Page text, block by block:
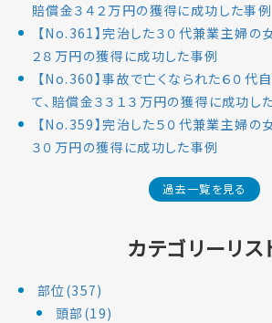
賠償金３４２万円の獲得に成功した事例
【No.361】完治した３０代兼業主婦の
２８万円の獲得に成功した事例
【No.360】事故で亡くなられた６０代
て、賠償金３３１３万円の獲得に成功し
【No.359】完治した５０代兼業主婦の
３０万円の獲得に成功した事例
過去一覧を見る
カテゴリーリス
部位(357)
頭部(19)